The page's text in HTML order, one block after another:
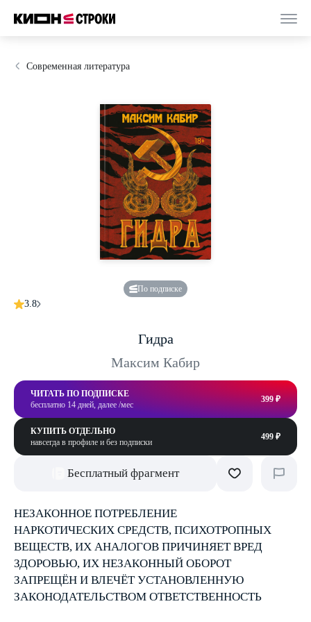
Современная литература
По подписке
3.8
Гидра
Максим Кабир
ЧИТАТЬ ПО ПОДПИСКЕ
бесплатно 14 дней, далее /мес
399 ₽
КУПИТЬ ОТДЕЛЬНО
навсегда в профиле и без подписки
499 ₽
Бесплатный фрагмент
НЕЗАКОННОЕ ПОТРЕБЛЕНИЕ
НАРКОТИЧЕСКИХ СРЕДСТВ, ПСИХОТРОПНЫХ
ВЕЩЕСТВ, ИХ АНАЛОГОВ ПРИЧИНЯЕТ ВРЕД
ЗДОРОВЬЮ, ИХ НЕЗАКОННЫЙ ОБОРОТ
ЗАПРЕЩЁН И ВЛЕЧЁТ УСТАНОВЛЕННУЮ
ЗАКОНОДАТЕЛЬСТВОМ ОТВЕТСТВЕННОСТЬ